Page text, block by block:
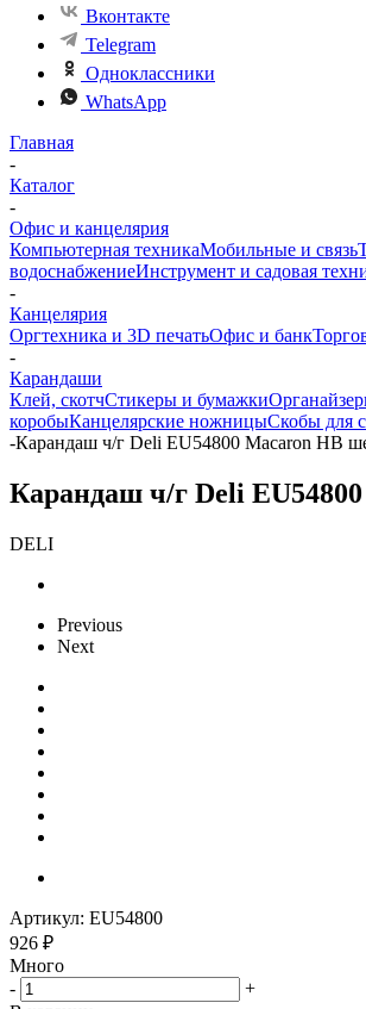
Вконтакте
Telegram
Одноклассники
WhatsApp
Главная
-
Каталог
-
Офис и канцелярия
Компьютерная техникаМобильные и связь
водоснабжениеИнструмент и садовая
-
Канцелярия
Оргтехника и 3D печатьОфис и банк
-
Карандаши
Клей, скотчСтикеры и бумажки
коробыКанцелярские ножницыСкобы для
-Карандаш ч/г Deli EU54800 Macaron HB
Карандаш ч/г Deli
DELI
Previous
Next
Артикул: EU54800
926 ₽
Много
-
+